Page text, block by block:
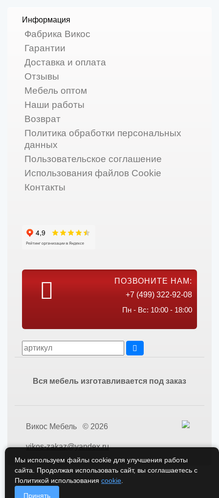
Информация
Фабрика Викос
Гарантии
Доставка и оплата
Отзывы
Мебель оптом
Наши работы
Возврат
Политика обработки персональных
данных
Пользовательское соглашение
Использования файлов Cookie
Контакты
ПОЗВОНИТЕ НАМ:
+7 (499) 322-92-08
Пн - Вс: 10:00 - 18:00
Вся мебель изготавливается под заказ
Викос Мебель © 2026
vikos-zakaz@yandex.ru
Мы используем файлы cookie для улучшения работы
сайта. Продолжая использовать сайт, вы соглашаетесь с
Политикой использования cookie
Принять